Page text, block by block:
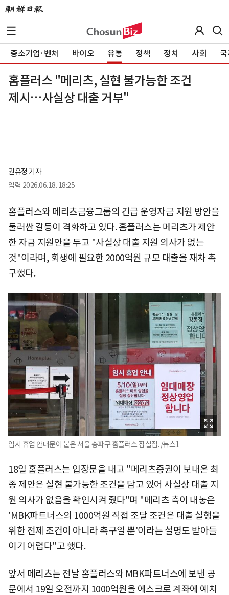
중소기업·벤처 바이오 유통 정책 정치 사회
홈플러스 "메리츠, 실현 불가능한 조건
제시…사실상 대출 거부"
권유정 기자
입력 2026.06.18. 18:25
홈플러스와 메리츠금융그룹의 긴급 운영자금 지원 방안을
둘러싼 갈등이 격화하고 있다. 홈플러스는 메리츠가 제안
한 자금 지원안을 두고 "사실상 대출 지원 의사가 없는
것"이라며, 회생에 필요한 2000억원 규모 대출을 재차 촉
구했다.
임시 휴업 안내문이 붙은 서울 송파구 홈플러스 잠실점. /뉴스1
18일 홈플러스는 입장문을 내고 "메리츠증권이 보내온 최
종 제안은 실현 불가능한 조건을 담고 있어 사실상 대출 지
원 의사가 없음을 확인시켜 줬다"며 "메리츠 측이 내놓은
'MBK파트너스의 1000억원 직접 조달 조건은 대출 실행을
위한 전제 조건이 아니라 촉구일 뿐'이라는 설명도 받아들
이기 어렵다"고 했다.
앞서 메리츠는 전날 홈플러스와 MBK파트너스에 보낸 공
문에서 19일 오전까지 1000억원을 에스크로 계좌에 예치